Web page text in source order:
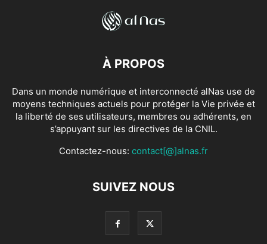
À PROPOS
Dans un monde numérique et interconnecté alNas use de
moyens techniques actuels pour protéger la Vie privée et
la liberté de ses utilisateurs, membres ou adhérents, en
s’appuyant sur les directives de la CNIL.
Contactez-nous: contact[@]alnas.fr
SUIVEZ NOUS